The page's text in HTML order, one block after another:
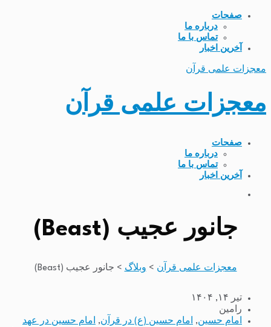
صفحات
درباره ما
تماس با ما
آخرین اخبار
معجزات علمی قرآن
معجزات علمی قرآن
صفحات
درباره ما
تماس با ما
آخرین اخبار
جانور عجیب (Beast)
معجزات علمی قرآن > وبلاگ > جانور عجیب (Beast)
تیر ۱۴, ۱۴۰۴
رامین
امام حسین, امام حسین (ع) در قرآن, امام حسین در عهد